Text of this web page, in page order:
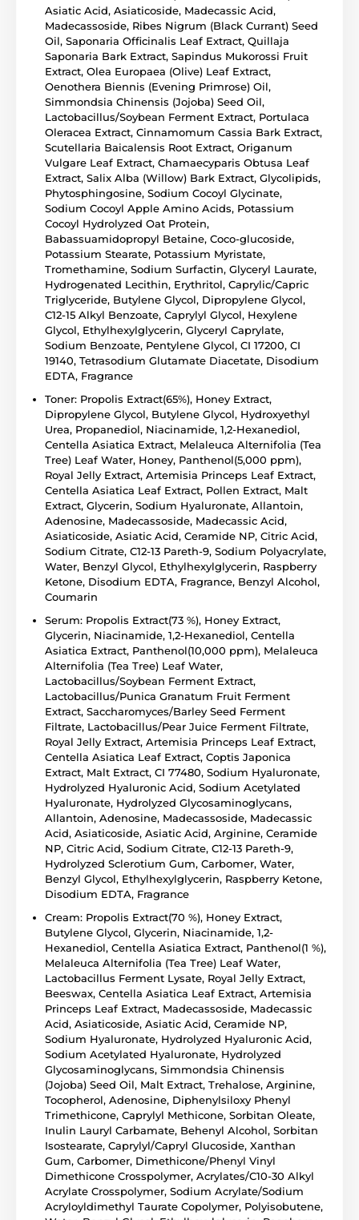
Asiatic Acid, Asiaticoside, Madecassic Acid,
Madecassoside, Ribes Nigrum (Black Currant) Seed
Oil, Saponaria Officinalis Leaf Extract, Quillaja
Saponaria Bark Extract, Sapindus Mukorossi Fruit
Extract, Olea Europaea (Olive) Leaf Extract,
Oenothera Biennis (Evening Primrose) Oil,
Simmondsia Chinensis (Jojoba) Seed Oil,
Lactobacillus/Soybean Ferment Extract, Portulaca
Oleracea Extract, Cinnamomum Cassia Bark Extract,
Scutellaria Baicalensis Root Extract, Origanum
Vulgare Leaf Extract, Chamaecyparis Obtusa Leaf
Extract, Salix Alba (Willow) Bark Extract, Glycolipids,
Phytosphingosine, Sodium Cocoyl Glycinate,
Sodium Cocoyl Apple Amino Acids, Potassium
Cocoyl Hydrolyzed Oat Protein,
Babassuamidopropyl Betaine, Coco-glucoside,
Potassium Stearate, Potassium Myristate,
Tromethamine, Sodium Surfactin, Glyceryl Laurate,
Hydrogenated Lecithin, Erythritol, Caprylic/Capric
Triglyceride, Butylene Glycol, Dipropylene Glycol,
C12-15 Alkyl Benzoate, Caprylyl Glycol, Hexylene
Glycol, Ethylhexylglycerin, Glyceryl Caprylate,
Sodium Benzoate, Pentylene Glycol, CI 17200, CI
19140, Tetrasodium Glutamate Diacetate, Disodium
EDTA, Fragrance
Toner: Propolis Extract(65%), Honey Extract,
Dipropylene Glycol, Butylene Glycol, Hydroxyethyl
Urea, Propanediol, Niacinamide, 1,2-Hexanediol,
Centella Asiatica Extract, Melaleuca Alternifolia (Tea
Tree) Leaf Water, Honey, Panthenol(5,000 ppm),
Royal Jelly Extract, Artemisia Princeps Leaf Extract,
Centella Asiatica Leaf Extract, Pollen Extract, Malt
Extract, Glycerin, Sodium Hyaluronate, Allantoin,
Adenosine, Madecassoside, Madecassic Acid,
Asiaticoside, Asiatic Acid, Ceramide NP, Citric Acid,
Sodium Citrate, C12-13 Pareth-9, Sodium Polyacrylate,
Water, Benzyl Glycol, Ethylhexylglycerin, Raspberry
Ketone, Disodium EDTA, Fragrance, Benzyl Alcohol,
Coumarin
Serum: Propolis Extract(73 %), Honey Extract,
Glycerin, Niacinamide, 1,2-Hexanediol, Centella
Asiatica Extract, Panthenol(10,000 ppm), Melaleuca
Alternifolia (Tea Tree) Leaf Water,
Lactobacillus/Soybean Ferment Extract,
Lactobacillus/Punica Granatum Fruit Ferment
Extract, Saccharomyces/Barley Seed Ferment
Filtrate, Lactobacillus/Pear Juice Ferment Filtrate,
Royal Jelly Extract, Artemisia Princeps Leaf Extract,
Centella Asiatica Leaf Extract, Coptis Japonica
Extract, Malt Extract, CI 77480, Sodium Hyaluronate,
Hydrolyzed Hyaluronic Acid, Sodium Acetylated
Hyaluronate, Hydrolyzed Glycosaminoglycans,
Allantoin, Adenosine, Madecassoside, Madecassic
Acid, Asiaticoside, Asiatic Acid, Arginine, Ceramide
NP, Citric Acid, Sodium Citrate, C12-13 Pareth-9,
Hydrolyzed Sclerotium Gum, Carbomer, Water,
Benzyl Glycol, Ethylhexylglycerin, Raspberry Ketone,
Disodium EDTA, Fragrance
Cream: Propolis Extract(70 %), Honey Extract,
Butylene Glycol, Glycerin, Niacinamide, 1,2-
Hexanediol, Centella Asiatica Extract, Panthenol(1 %),
Melaleuca Alternifolia (Tea Tree) Leaf Water,
Lactobacillus Ferment Lysate, Royal Jelly Extract,
Beeswax, Centella Asiatica Leaf Extract, Artemisia
Princeps Leaf Extract, Madecassoside, Madecassic
Acid, Asiaticoside, Asiatic Acid, Ceramide NP,
Sodium Hyaluronate, Hydrolyzed Hyaluronic Acid,
Sodium Acetylated Hyaluronate, Hydrolyzed
Glycosaminoglycans, Simmondsia Chinensis
(Jojoba) Seed Oil, Malt Extract, Trehalose, Arginine,
Tocopherol, Adenosine, Diphenylsiloxy Phenyl
Trimethicone, Caprylyl Methicone, Sorbitan Oleate,
Inulin Lauryl Carbamate, Behenyl Alcohol, Sorbitan
Isostearate, Caprylyl/Capryl Glucoside, Xanthan
Gum, Carbomer, Dimethicone/Phenyl Vinyl
Dimethicone Crosspolymer, Acrylates/C10-30 Alkyl
Acrylate Crosspolymer, Sodium Acrylate/Sodium
Acryloyldimethyl Taurate Copolymer, Polyisobutene,